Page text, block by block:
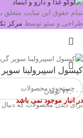
تمام حقوق این سایت متعلق
طراحی و سئو توسط مرکز
برای دیدن محصولات که دنبال
کپسول اسپیرولینا
۷۴,۰۰۰ تومان
در انبار موجود نمی باشد